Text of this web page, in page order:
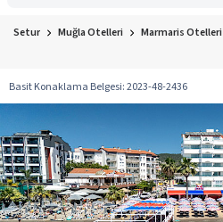
Setur Muğla Otelleri Marmaris Otelleri
Basit Konaklama Belgesi:2023-48-2436